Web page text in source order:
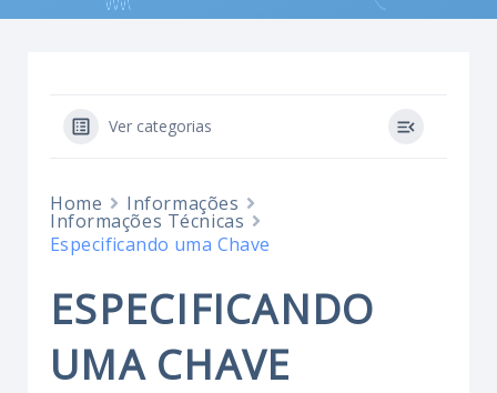
Ver categorias
Home Informações
Informações Técnicas
Especificando uma Chave
ESPECIFICANDO
UMA CHAVE